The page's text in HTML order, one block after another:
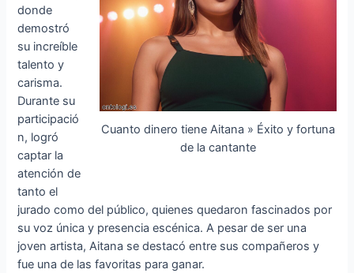
Cuanto dinero tiene Aitana » Éxito y fortuna
de la cantante
donde
demostró
su increíble
talento y
carisma.
Durante su
participació
n, logró
captar la
atención de
tanto el
jurado como del público, quienes quedaron fascinados por
su voz única y presencia escénica. A pesar de ser una
joven artista, Aitana se destacó entre sus compañeros y
fue una de las favoritas para ganar.